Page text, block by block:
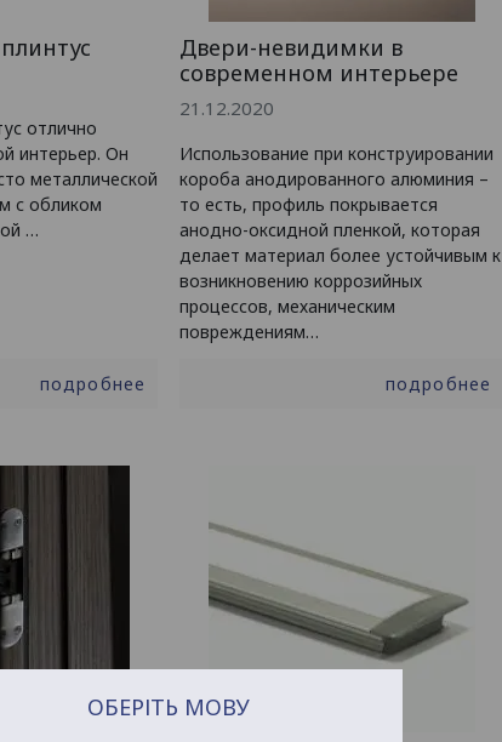
отлично
интерьер. Он
металлической
с обликом
…
подробнее
Двери-невидимки в
современном интерьере
21.12.2020
Использование при конструировании
короба анодированного алюминия –
то есть, профиль покрывается
анодно-оксидной пленкой, которая
делает материал более устойчивым к
возникновению коррозийных
процессов, механическим
повреждениям…
подробнее
ОБЕРІТЬ МОВУ